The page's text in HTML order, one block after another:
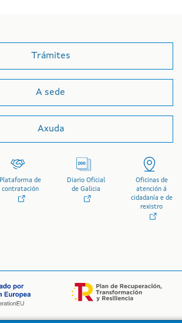
Trámites
A sede
Axuda
Plataforma de
contratación
Diario Oficial
de Galicia
Oficinas de
atención á
cidadanía e de
rexistro